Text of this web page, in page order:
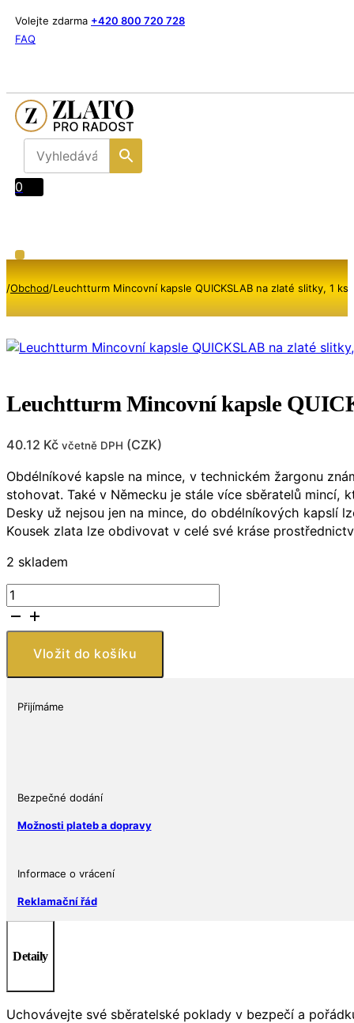
Volejte zdarma +420 800 720 728
FAQ
0
/Obchod/Leuchtturm Mincovní kapsle QUICKSLAB na zlaté slitky, 1 ks
Leuchtturm Mincovní kapsle
40.12 Kč včetně DPH (CZK)
Obdélníkové kapsle na mince, v technickém žargonu
stohovat. Také v Německu je stále více sběratelů
Desky už nejsou jen na mince, do obdélníkových kapslí
Kousek zlata lze obdivovat v celé své kráse
2 skladem
Leuchtturm
Mincovní
kapsle
QUICKSLAB
zlaté
slitky,
Vložit do košíku
Přijímáme
Bezpečné dodání
Možnosti plateb a dopravy
Informace o vrácení
Reklamační řád
Detaily
Uchovávejte své sběratelské poklady v bezpečí a